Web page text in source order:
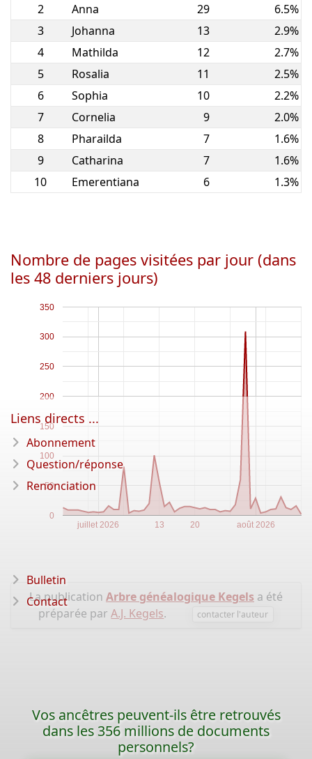
2
Anna 29
6.5%
3
Johanna 13
2.9%
4
Mathilda 12
2.7%
5
Rosalia 11
2.5%
6
Sophia 10
2.2%
7
Cornelia 9
2.0%
8
Pharailda 7
1.6%
9
Catharina 7
1.6%
10
Emerentiana 6 1.3%
Nombre de pages visitées par jour (dans
les 48 derniers jours)
juillet 2026 août 2026
13 20
0
50
100
150
200
250
300
350
La publication Arbre généalogique Kegels a été
préparée parA.J. Kegels. contacter l'auteur
Liens directs ...
Abonnement
Question/réponse
Renonciation
Bulletin
Contact
Vos ancêtres peuvent-ils être retrouvés
dans les 356 millions de documents
personnels?